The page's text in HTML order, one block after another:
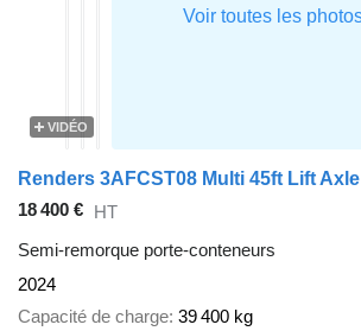
VIDÉO
Renders 3AFCST08 Multi 45ft Lift Axle
18 400 € HT
Semi-remorque porte-conteneurs
2024
Capacité de charge 39 400 kg